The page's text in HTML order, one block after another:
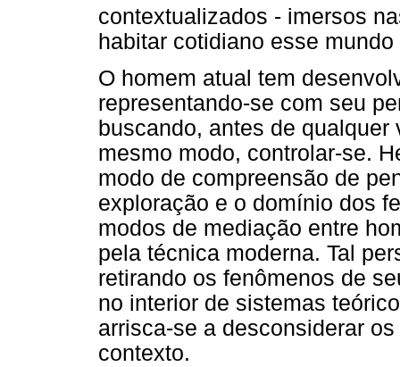
contextualizados - imersos
habitar cotidiano esse
O homem atual tem
representando-se com seu
buscando, antes de
mesmo modo, controlar-se.
modo de compreensão de
exploração e o domínio dos
modos de mediação entre
pela técnica moderna. Tal
retirando os fenômenos de
no interior de sistemas
arrisca-se a desconsiderar
contexto.